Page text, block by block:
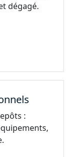
dégagé.
: